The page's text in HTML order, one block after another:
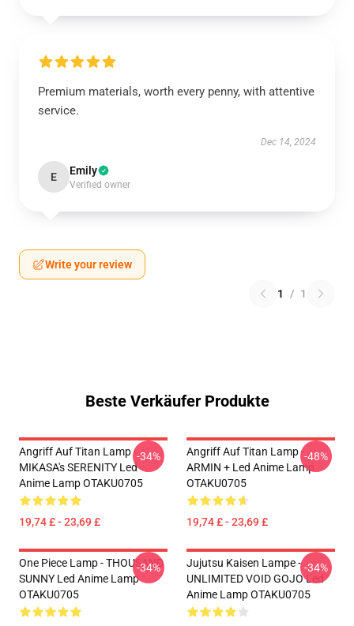
Premium materials, worth every penny, with attentive
service.
Dec 14, 2024
E Emily
Verified owner
Write your review
1 / 1
Beste Verkäufer Produkte
Angriff Auf Titan Lamp -
MIKASA's SERENITY Led
Anime Lamp OTAKU0705
19,74 £ - 23,69 £
-34%
Angriff Auf Titan Lamp -
ARMIN + Led Anime Lamp
OTAKU0705
19,74 £ - 23,69 £
-48%
One Piece Lamp - THOUSAND
SUNNY Led Anime Lamp
OTAKU0705
-34%
Jujutsu Kaisen Lampe -
UNLIMITED VOID GOJO Led
Anime Lamp OTAKU0705
-34%